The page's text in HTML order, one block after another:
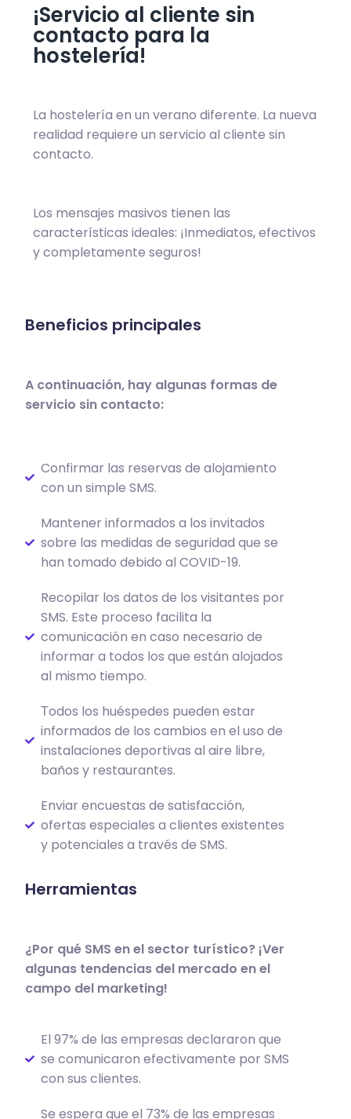
¡Servicio al cliente sin
contacto para la
hostelería!
La hostelería en un verano diferente. La nueva
realidad requiere un servicio al cliente sin
contacto.
Los mensajes masivos tienen las
características ideales: ¡Inmediatos, efectivos
y completamente seguros!
Beneficios principales
A continuación, hay algunas formas de
servicio sin contacto:
Confirmar las reservas de alojamiento
con un simple SMS.
Mantener informados a los invitados
sobre las medidas de seguridad que se
han tomado debido al COVID-19.
Recopilar los datos de los visitantes por
SMS. Este proceso facilita la
comunicación en caso necesario de
informar a todos los que están alojados
al mismo tiempo.
Τodos los huéspedes pueden estar
informados de los cambios en el uso de
instalaciones deportivas al aire libre,
baños y restaurantes.
Enviar encuestas de satisfacción,
ofertas especiales a clientes existentes
y potenciales a través de SMS.
Herramientas
¿Por qué SMS en el sector turístico? ¡Ver
algunas tendencias del mercado en el
campo del marketing!
El 97% de las empresas declararon que
se comunicaron efectivamente por SMS
con sus clientes.
Se espera que el 73% de las empresas